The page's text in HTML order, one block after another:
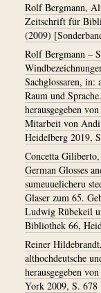
Rolf Bergmann,
Zeitschrift für
(2009)
Rolf Bergmann –
Sachglossaren, in:
Raum und
herausgegeben
Mitarbeit von
Heidelberg 2019,
Concetta
German Glosses
sumeuuelicheru
Glaser zum 65.
Ludwig Rübekeil
Bibliothek 66,
Reiner
althochdeutsche
herausgegeben
York 2009, S. 678